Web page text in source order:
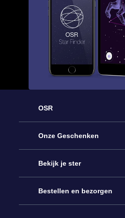
OSR
Service
Contact
Blog
Onze Geschenken
Online Star Gift
OSR Cadeaupakket
Bekijk je ster
Sterrenregister
Bestellen en bezorgen